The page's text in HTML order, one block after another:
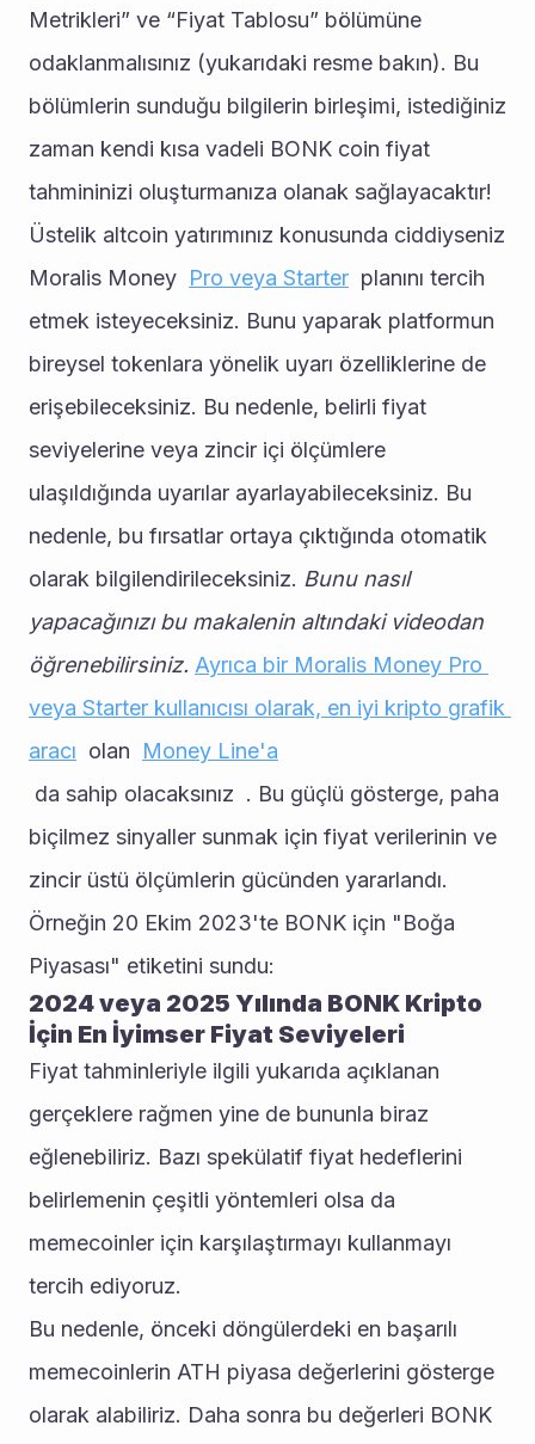
Metrikleri” ve “Fiyat Tablosu” bölümüne
odaklanmalısınız (yukarıdaki resme bakın). Bu
bölümlerin sunduğu bilgilerin birleşimi, istediğiniz
zaman kendi kısa vadeli BONK coin fiyat
tahmininizi oluşturmanıza olanak sağlayacaktır!
Üstelik altcoin yatırımınız konusunda ciddiyseniz
Moralis Money Pro veya Starter planını tercih
etmek isteyeceksiniz. Bunu yaparak platformun
bireysel tokenlara yönelik uyarı özelliklerine de
erişebileceksiniz. Bu nedenle, belirli fiyat
seviyelerine veya zincir içi ölçümlere
ulaşıldığında uyarılar ayarlayabileceksiniz. Bu
nedenle, bu fırsatlar ortaya çıktığında otomatik
olarak bilgilendirileceksiniz. Bunu nasıl
yapacağınızı bu makalenin altındaki videodan
öğrenebilirsiniz. Ayrıca bir Moralis Money Pro
veya Starter kullanıcısı olarak, en iyi kripto grafik
aracı olan Money Line'a
biçilmez sinyaller sunmak için fiyat verilerinin ve
zincir üstü ölçümlerin gücünden yararlandı.
Örneğin 20 Ekim 2023'te BONK için "Boğa
Piyasası" etiketini sundu:
2024 veya 2025 Yılında BONK Kripto
İçin En İyimser Fiyat Seviyeleri
Fiyat tahminleriyle ilgili yukarıda açıklanan
gerçeklere rağmen yine de bununla biraz
eğlenebiliriz. Bazı spekülatif fiyat hedeflerini
belirlemenin çeşitli yöntemleri olsa da
memecoinler için karşılaştırmayı kullanmayı
tercih ediyoruz.
Bu nedenle, önceki döngülerdeki en başarılı
memecoinlerin ATH piyasa değerlerini gösterge
olarak alabiliriz. Daha sonra bu değerleri BONK